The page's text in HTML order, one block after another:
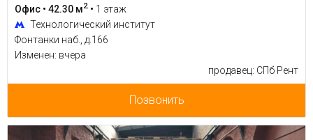
Офис • 42.30 м2 • 1 этаж
Технологический институт
Фонтанки наб., д.166
Изменен: вчера
продавец: СПб Рент
Позвонить